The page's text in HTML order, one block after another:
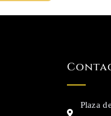
Plaza